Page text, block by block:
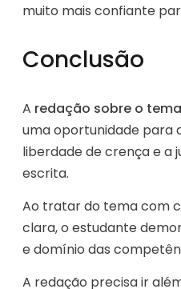
muito mais confiante
Conclusão
A redação sobre o
uma oportunidade para
liberdade de crença e a
escrita.
Ao tratar do tema com
clara, o estudante
e domínio das
A redação precisa ir